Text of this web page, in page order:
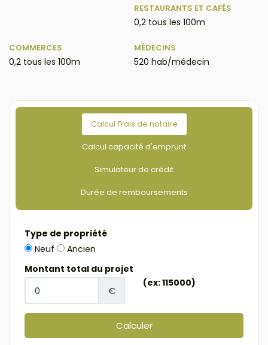
RESTAURANTS ET CAFÉS
0,2 tous les 100m
COMMERCES
0,2 tous les 100m
MÉDECINS
520 hab/médecin
Calcul Frais de notaire
Calcul capacité d'emprunt
Simulateur de crédit
Durée de remboursements